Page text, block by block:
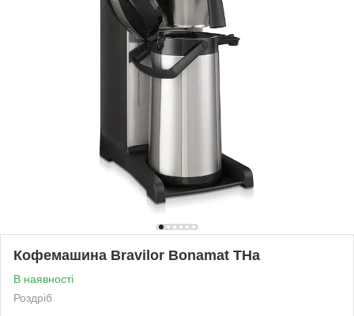
Кофемашина Bravilor Bonamat THa
В наявності
Роздріб